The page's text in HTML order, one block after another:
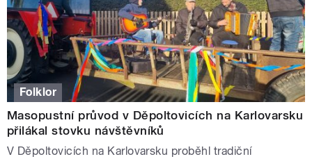
Folklor
Masopustní průvod v Děpoltovicích na Karlovarsku
přilákal stovku návštěvníků
V Děpoltovicích na Karlovarsku proběhl tradiční